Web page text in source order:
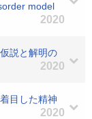
model
2020
説と解明の
2020
目した精神
2020